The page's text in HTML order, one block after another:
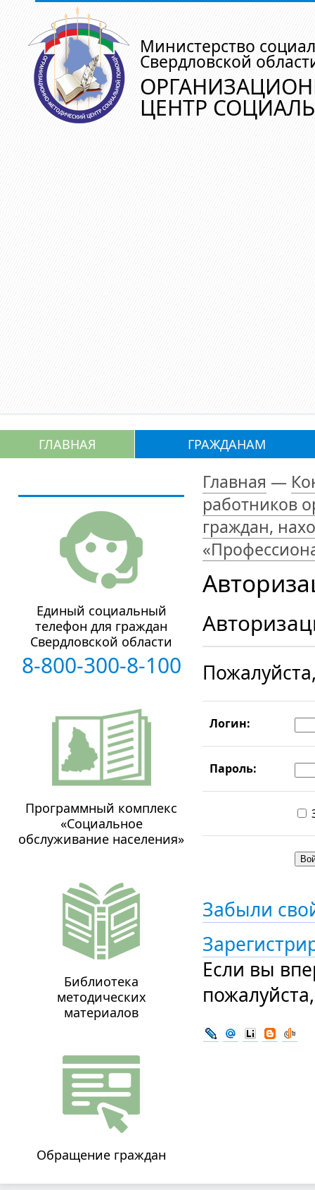
Министерство
Свердловской
ЦЕНТР
ГЛАВНАЯ ГРАЖДАНАМ
Главная —
работников
граждан,
Логин:
Пароль:
Забыли
Если вы
Единый социальный
телефон для граждан
Свердловской области
8-800-300-8-100
Программный комплекс
«Социальное
обслуживание населения»
Библиотека
методических
материалов
Обращение граждан